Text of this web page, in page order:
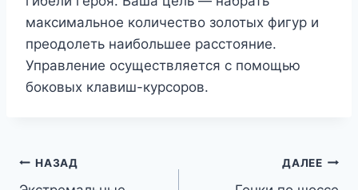
максимальное количество золотых фигур и
преодолеть наибольшее расстояние.
Управление осуществляется с помощью
боковых клавиш-курсоров.
Навигация
НАЗАД ДАЛЕЕ